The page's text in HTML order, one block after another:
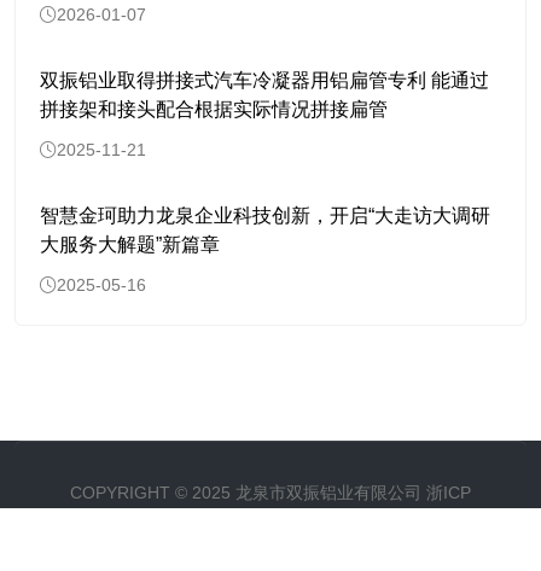
2026-01-07
双振铝业取得拼接式汽车冷凝器用铝扁管专利 能通过
拼接架和接头配合根据实际情况拼接扁管
2025-11-21
智慧金珂助力龙泉企业科技创新，开启“大走访大调研
大服务大解题”新篇章
2025-05-16
COPYRIGHT © 2025 龙泉市双振铝业有限公司 浙ICP